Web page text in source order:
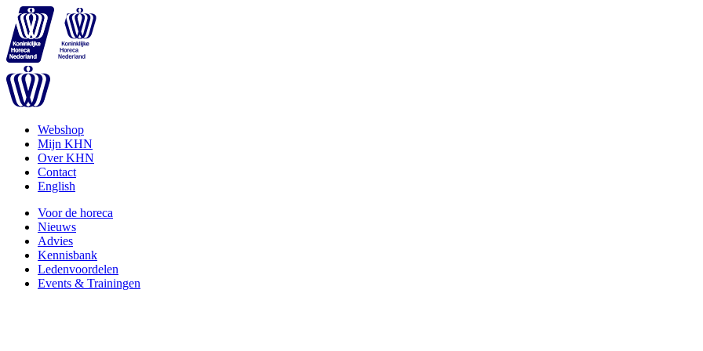
Webshop
Mijn KHN
Over KHN
Contact
English
Voor de horeca
Nieuws
Advies
Kennisbank
Ledenvoordelen
Events & Trainingen